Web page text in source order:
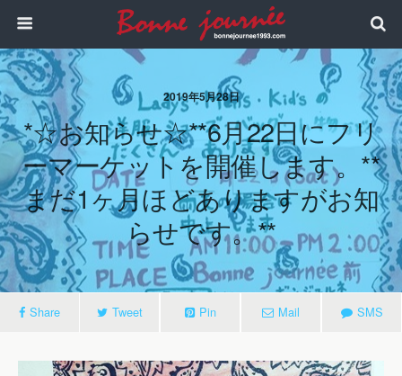
2019年5月28日
*☆お知らせ☆**6月22日にフリ
ーマーケットを開催します。**
まだ1ヶ月ほどありますがお知
らせです。**
Share Tweet Pin Mail SMS